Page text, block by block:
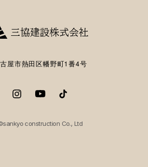
屋市熱田区幡野町1番4号
construction Co., Ltd